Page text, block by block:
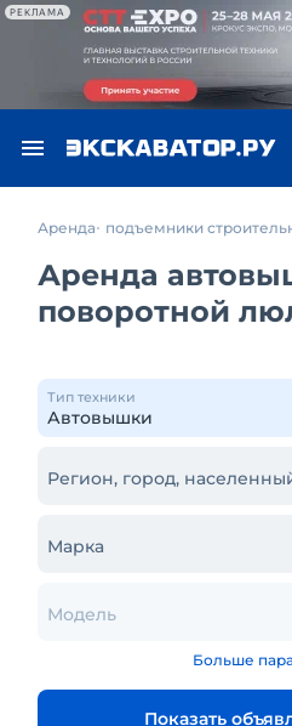
РЕКЛАМА
Аренда подъемники
Аренда
поворотной
Тип техники
Регион, город,
Марка
Модель
Больше
Показать